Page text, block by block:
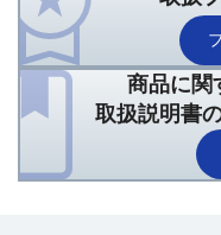
商品に関
取扱説明書